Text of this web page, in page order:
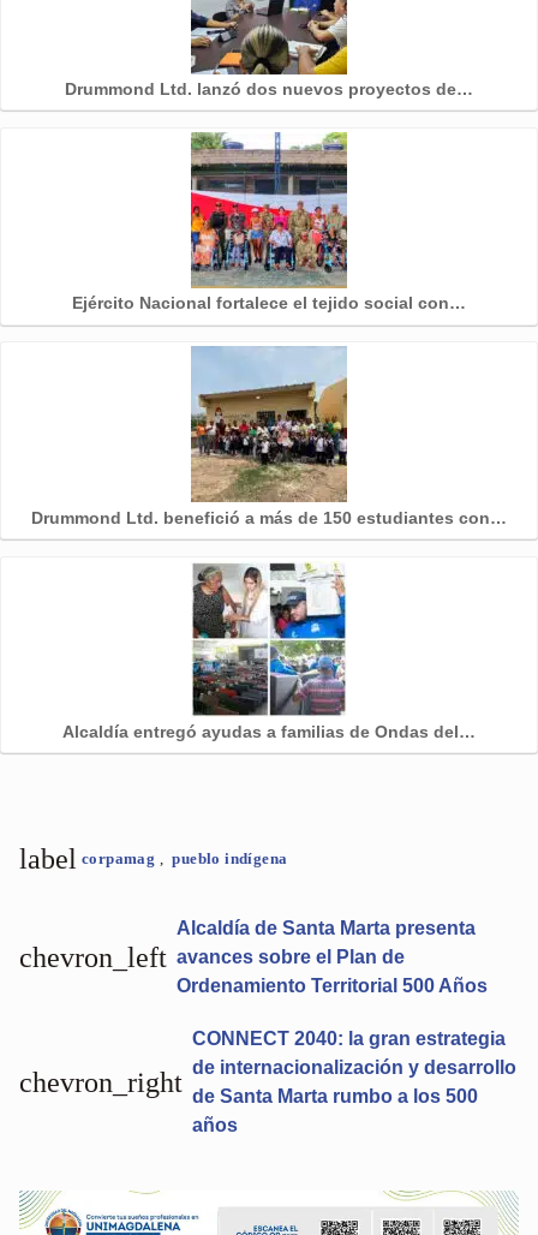
Drummond Ltd. lanzó dos nuevos proyectos de…
Ejército Nacional fortalece el tejido social con…
Drummond Ltd. benefició a más de 150 estudiantes con…
Alcaldía entregó ayudas a familias de Ondas del…
label corpamag , pueblo indígena
chevron_left
Alcaldía de Santa Marta presenta
avances sobre el Plan de
Ordenamiento Territorial 500 Años
CONNECT 2040: la gran estrategia
de internacionalización y desarrollo
de Santa Marta rumbo a los 500
años
chevron_right